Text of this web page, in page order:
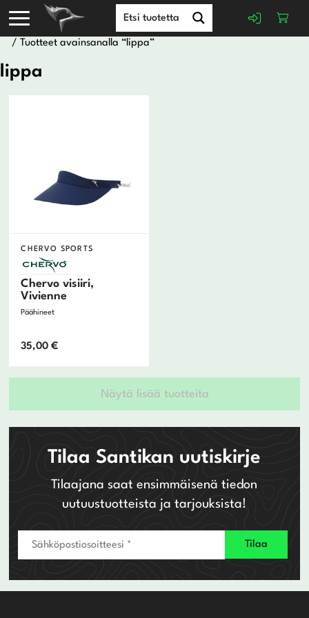
/ Tuotteet avainsanalla “lippa”
lippa
CHERVO SPORTS
Chervo visiiri,
Vivienne
Päähineet
35,00€
Näytä lisää tuotteita
Tilaa Santikan uutiskirje
Tilaajana saat ensimmäisenä tiedon
uutuustuotteista ja tarjouksista!